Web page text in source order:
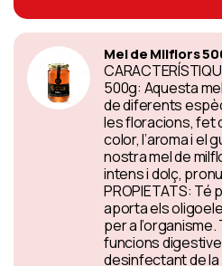
Mel de Milflors
500g: Aquesta
de diferents
les floracions, fet
color, l’aroma i el
nostra mel de
intens i dolç,
PROPIETATS:
aporta els
per a
funcions
desinfectant de la